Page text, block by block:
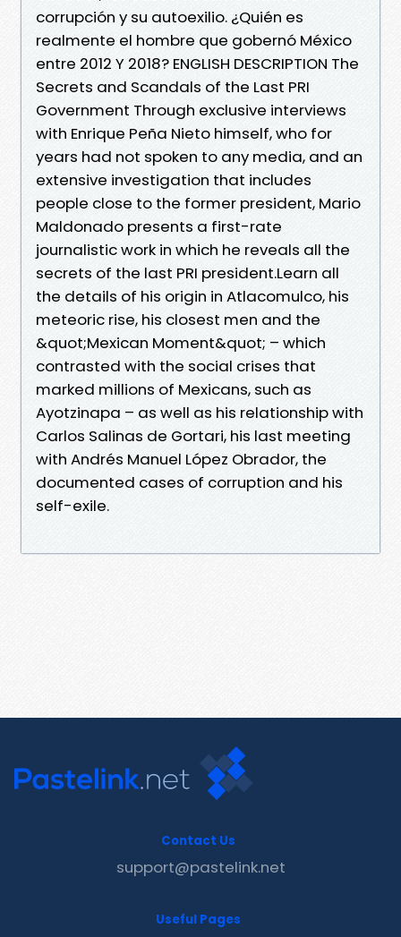
corrupción y su autoexilio. ¿Quién es
realmente el hombre que gobernó México
entre 2012 Y 2018? ENGLISH DESCRIPTION The
Secrets and Scandals of the Last PRI
Government Through exclusive interviews
with Enrique Peña Nieto himself, who for
years had not spoken to any media, and an
extensive investigation that includes
people close to the former president, Mario
Maldonado presents a first-rate
journalistic work in which he reveals all the
secrets of the last PRI president.Learn all
the details of his origin in Atlacomulco, his
meteoric rise, his closest men and the
&quot;Mexican Moment&quot; – which
contrasted with the social crises that
marked millions of Mexicans, such as
Ayotzinapa – as well as his relationship with
Carlos Salinas de Gortari, his last meeting
with Andrés Manuel López Obrador, the
documented cases of corruption and his
self-exile.
Contact Us
support@pastelink.net
Useful Pages